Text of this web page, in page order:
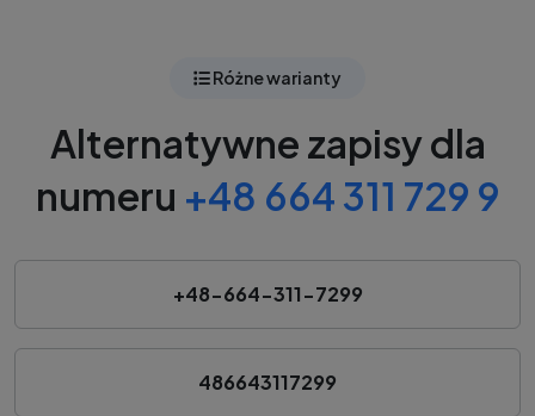
Różne warianty
Alternatywne zapisy dla
numeru +48 664 311 729 9
+48-664-311-7299
486643117299